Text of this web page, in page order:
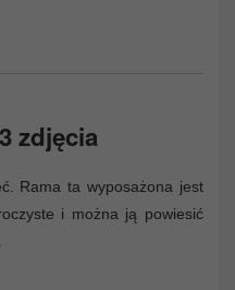
zdjęcia
Rama ta wyposażona jest
i można ją powiesić